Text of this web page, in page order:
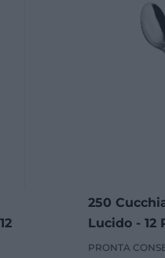
250
Lucido - 12
PRONTA